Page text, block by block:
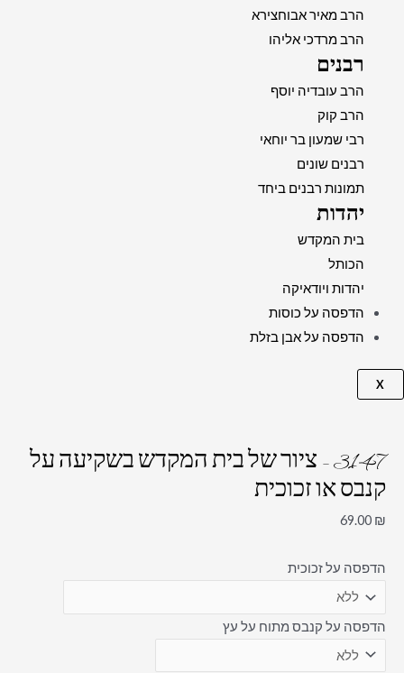
הרב מאיר אבוחצירא
הרב מרדכי אליהו
רבנים
הרב עובדיה יוסף
הרב קוק
רבי שמעון בר יוחאי
רבנים שונים
תמונות רבנים ביחד
יהדות
בית המקדש
הכותל
יהדות ויודאיקה
הדפסה על כוסות
הדפסה על אבן בזלת
X
3147 – ציור של בית המקדש בשקיעה על
קנבס או זכוכית
69.00 ₪
הדפסה על זכוכית
הדפסה על קנבס מתוח על עץ